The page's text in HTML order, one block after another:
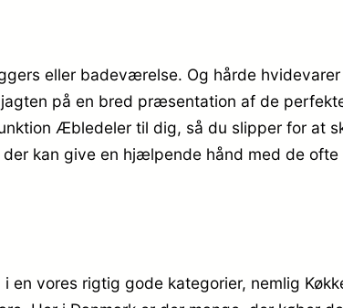
eller badeværelse. Og hårde
på en bred præsentation af de
Æbledeler til dig, så du slipper for at
kan give en hjælpende hånd med de ofte
vores rigtig gode kategorier, nemlig